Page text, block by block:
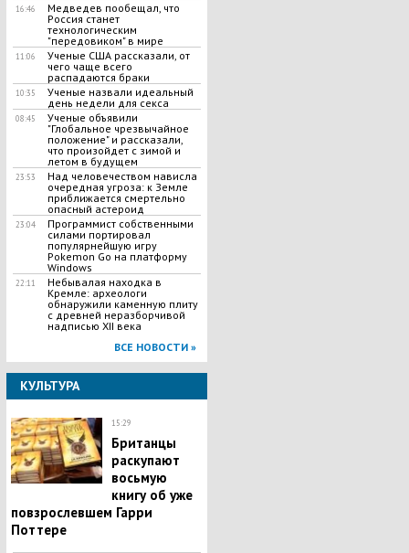
16:46
Медведев пообещал, что
Россия станет
технологическим
"передовиком" в мире
11:06
Ученые США рассказали, от
чего чаще всего
распадаются браки
10:35
Ученые назвали идеальный
день недели для секса
08:45
Ученые объявили
"Глобальное чрезвычайное
положение" и рассказали,
что произойдет с зимой и
летом в будущем
23:53
Над человечеством нависла
очередная угроза: к Земле
приближается смертельно
опасный астероид
23:04
Программист собственными
силами портировал
популярнейшую игру
Pokemon Go на платформу
Windows
22:11
Небывалая находка в
Кремле: археологи
обнаружили каменную плиту
с древней неразборчивой
надписью XII века
ВСЕ НОВОСТИ »
КУЛЬТУРА
15:29
Британцы
раскупают
восьмую
книгу об уже
повзрослевшем Гарри
Поттере